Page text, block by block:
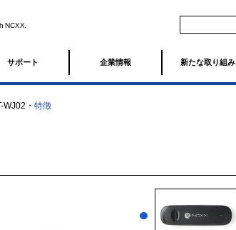
NCXX.
サポート 企業情報 新たな取り組み
WJ02 ・ 特徴